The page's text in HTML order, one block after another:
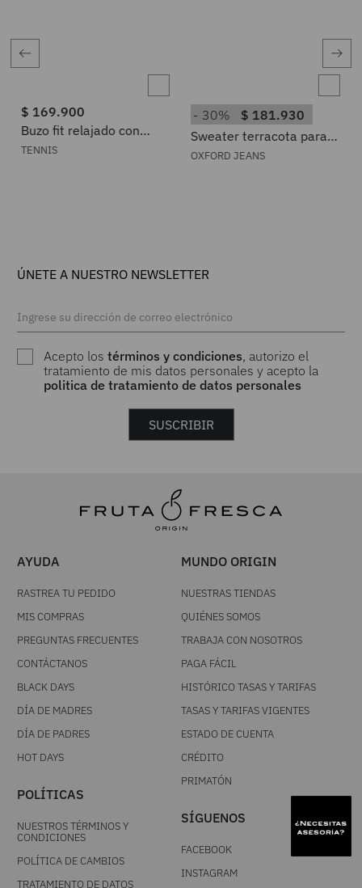
$ 169.900
Buzo fit relajado con
estampado bandana en
TENNIS
30% $ 181.930
Sweater terracota para
mujer
OXFORD JEANS
ÚNETE A NUESTRO NEWSLETTER
Acepto lostérminos y condiciones, autorizo el
tratamiento de mis datos personales y acepto la
politica de tratamiento de datos personales
SUSCRIBIR
AYUDA
RASTREA TU PEDIDO
MIS COMPRAS
PREGUNTAS FRECUENTES
CONTÁCTANOS
BLACK DAYS
DÍA DE MADRES
DÍA DE PADRES
HOT DAYS
POLÍTICAS
NUESTROS TÉRMINOS Y
CONDICIONES
POLÍTICA DE CAMBIOS
TRATAMIENTO DE DATOS
MUNDO ORIGIN
NUESTRAS TIENDAS
QUIÉNES SOMOS
TRABAJA CON NOSOTROS
PAGA FÁCIL
HISTÓRICO TASAS Y TARIFAS
TASAS Y TARIFAS VIGENTES
ESTADO DE CUENTA
CRÉDITO
PRIMATÓN
SÍGUENOS
FACEBOOK
INSTAGRAM